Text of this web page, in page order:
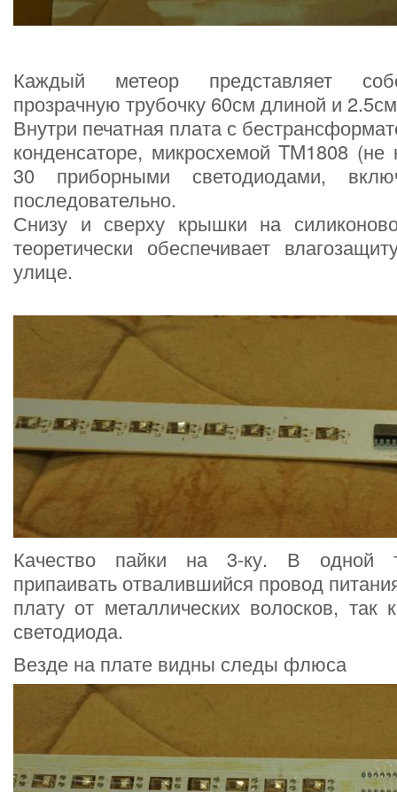
Каждый метеор представляет
прозрачную трубочку 60см длиной и
Внутри печатная плата с
конденсаторе, микросхемой TM1808
30 приборными светодиодами,
последовательно.
Снизу и сверху крышки на
теоретически обеспечивает
улице.
Качество пайки на 3-ку. В одной
припаивать отвалившийся провод
плату от металлических волосков, так
светодиода.
Везде на плате видны следы флюса